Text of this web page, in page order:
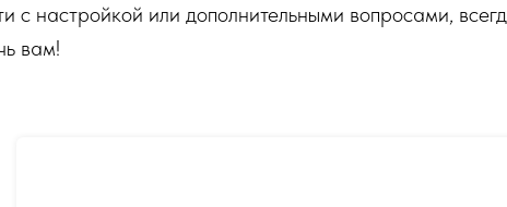
с настройкой или дополнительными вопросами,
вам!